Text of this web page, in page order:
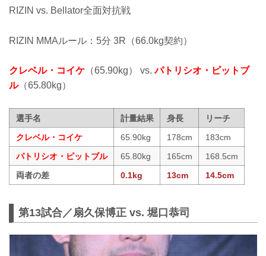
RIZIN vs. Bellator全面対抗戦
RIZIN MMAルール：5分 3R（66.0kg契約）
クレベル・コイケ （65.90kg） vs.パトリシオ・ピットブ
ル（65.80kg）
選手名 計量結果 身長
リーチ
クレベル・コイケ
65.90kg 178cm
183cm
パトリシオ・ピットブル
65.80kg 165cm
168.5cm
両者の差
0.1kg 13cm 14.5cm
第13試合／扇久保博正 vs. 堀口恭司